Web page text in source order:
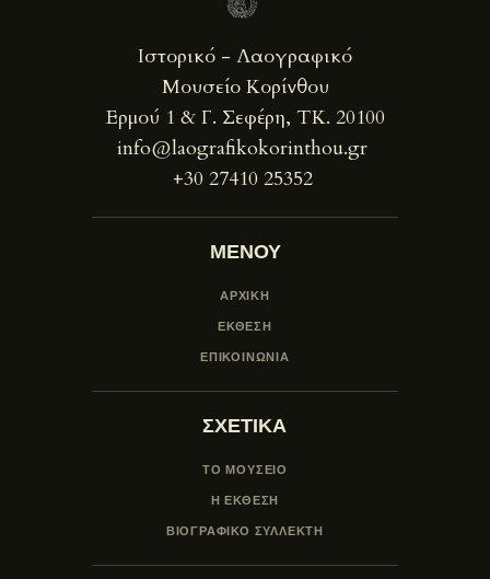
Ιστορικό - Λαογραφικό
Μουσείο Κορίνθου
Ερμού 1 & Γ. Σεφέρη, ΤΚ. 20100
info@laografikokorinthou.gr
+30 27410 25352
ΜΕΝΟΥ
ΑΡΧΙΚΗ
ΕΚΘΕΣΗ
ΕΠΙΚΟΙΝΩΝΙΑ
ΣΧΕΤΙΚΑ
ΤΟ ΜΟΥΣΕΙΟ
Η ΕΚΘΕΣΗ
ΒΙΟΓΡΑΦΙΚΟ ΣΥΛΛΕΚΤΗ